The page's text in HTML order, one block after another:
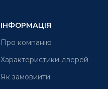
ІНФОРМАЦІЯ
Про компанію
Характеристики дверей
Як замовиити